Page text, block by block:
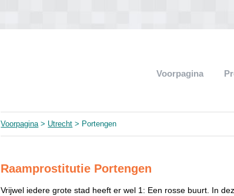
Voorpagina
Voorpagina> Utrecht > Portengen
Raamprostitutie Portengen
Vrijwel iedere grote stad heeft er wel 1: Een rosse buurt. In